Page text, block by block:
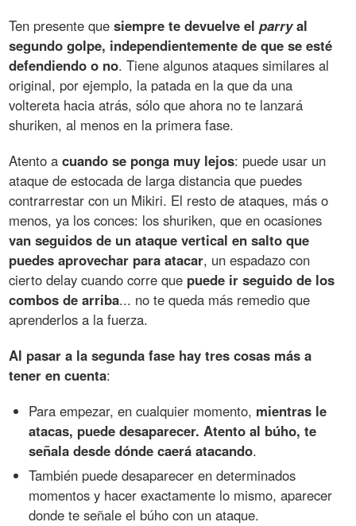
Ten presente quesiempre te devuelve elparryal
segundo golpe, independientemente de que se esté
defendiendo o no. Tiene algunos ataques similares al
original, por ejemplo, la patada en la que da una
voltereta hacia atrás, sólo que ahora no te lanzará
shuriken, al menos en la primera fase.
Atento acuando se ponga muy lejos: puede usar un
ataque de estocada de larga distancia que puedes
contrarrestar con un Mikiri. El resto de ataques, más o
menos, ya los conces: los shuriken, que en ocasiones
van seguidos de un ataque vertical en salto que
puedes aprovechar para atacar, un espadazo con
cierto delay cuando corre que puede ir seguido de los
combos de arriba... no te queda más remedio que
aprenderlos a la fuerza.
Al pasar a la segunda fase hay tres cosas más a
tener en cuenta:
Para empezar, en cualquier momento, mientras le
atacas, puede desaparecer. Atento al búho, te
señala desde dónde caerá atacando.
También puede desaparecer en determinados
momentos y hacer exactamente lo mismo, aparecer
donde te señale el búho con un ataque.